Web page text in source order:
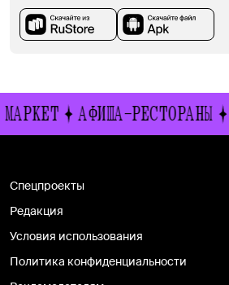
АФИША-РЕСТОРАНЫ
Спецпроекты
Редакция
Условия использования
Политика конфиденциальности